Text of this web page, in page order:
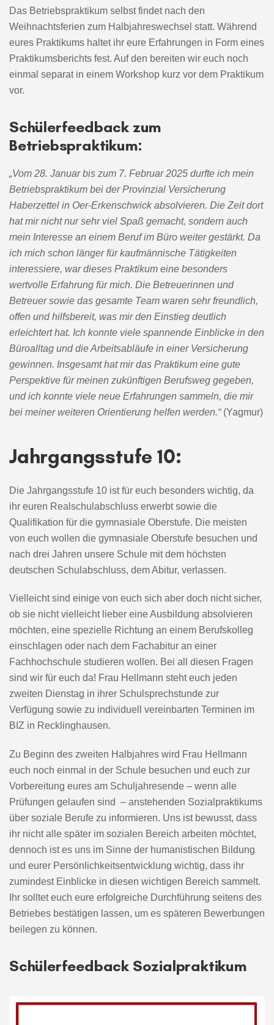
Das Betriebspraktikum selbst findet nach den
Weihnachtsferien zum Halbjahreswechsel statt. Während
eures Praktikums haltet ihr eure Erfahrungen in Form eines
Praktikumsberichts fest. Auf den bereiten wir euch noch
einmal separat in einem Workshop kurz vor dem Praktikum
vor.
Schülerfeedback zum
Betriebspraktikum:
„Vom 28. Januar bis zum 7. Februar 2025 durfte ich mein
Betriebspraktikum bei der Provinzial Versicherung
Haberzettel in Oer-Erkenschwick absolvieren. Die Zeit dort
hat mir nicht nur sehr viel Spaß gemacht, sondern auch
mein Interesse an einem Beruf im Büro weiter gestärkt. Da
ich mich schon länger für kaufmännische Tätigkeiten
interessiere, war dieses Praktikum eine besonders
wertvolle Erfahrung für mich. Die Betreuerinnen und
Betreuer sowie das gesamte Team waren sehr freundlich,
offen und hilfsbereit, was mir den Einstieg deutlich
erleichtert hat. Ich konnte viele spannende Einblicke in den
Büroalltag und die Arbeitsabläufe in einer Versicherung
gewinnen. Insgesamt hat mir das Praktikum eine gute
Perspektive für meinen zukünftigen Berufsweg gegeben,
und ich konnte viele neue Erfahrungen sammeln, die mir
bei meiner weiteren Orientierung helfen werden.“(Yagmur)
Jahrgangsstufe 10:
Die Jahrgangsstufe 10 ist für euch besonders wichtig, da
ihr euren Realschulabschluss erwerbt sowie die
Qualifikation für die gymnasiale Oberstufe. Die meisten
von euch wollen die gymnasiale Oberstufe besuchen und
nach drei Jahren unsere Schule mit dem höchsten
deutschen Schulabschluss, dem Abitur, verlassen.
Vielleicht sind einige von euch sich aber doch nicht sicher,
ob sie nicht vielleicht lieber eine Ausbildung absolvieren
möchten, eine spezielle Richtung an einem Berufskolleg
einschlagen oder nach dem Fachabitur an einer
Fachhochschule studieren wollen. Bei all diesen Fragen
sind wir für euch da! Frau Hellmann steht euch jeden
zweiten Dienstag in ihrer Schulsprechstunde zur
Verfügung sowie zu individuell vereinbarten Terminen im
BIZ in Recklinghausen.
Zu Beginn des zweiten Halbjahres wird Frau Hellmann
euch noch einmal in der Schule besuchen und euch zur
Vorbereitung eures am Schuljahresende – wenn alle
Prüfungen gelaufen sind – anstehenden Sozialpraktikums
über soziale Berufe zu informieren. Uns ist bewusst, dass
ihr nicht alle später im sozialen Bereich arbeiten möchtet,
dennoch ist es uns im Sinne der humanistischen Bildung
und eurer Persönlichkeitsentwicklung wichtig, dass ihr
zumindest Einblicke in diesen wichtigen Bereich sammelt.
Ihr solltet euch eure erfolgreiche Durchführung seitens des
Betriebes bestätigen lassen, um es späteren Bewerbungen
beilegen zu können.
Schülerfeedback Sozialpraktikum